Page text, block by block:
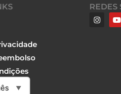
▼
REDES